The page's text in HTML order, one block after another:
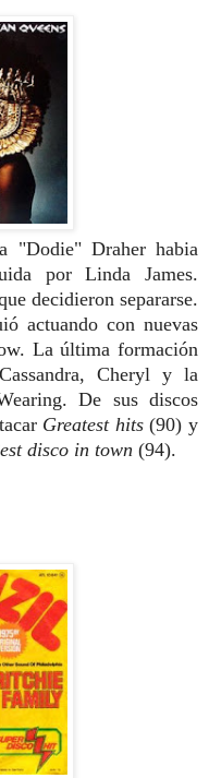
"Dodie" Draher habia
por Linda James.
decidieron separarse.
actuando con nuevas
La última formación
Cheryl y la
De sus discos
Greatest hits(90) y
disco in town (94).